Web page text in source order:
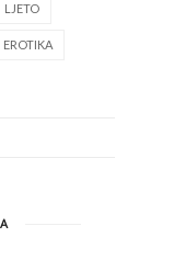
LJETO
EROTIKA